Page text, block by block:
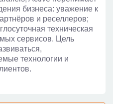
бизнеса: уважение к
и реселлеров;
техническая
сервисов. Цель
технологии и